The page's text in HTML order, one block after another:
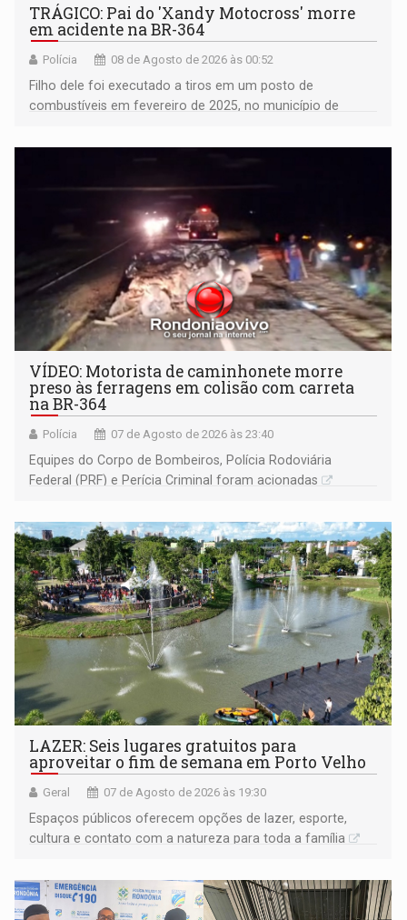
TRÁGICO: Pai do 'Xandy Motocross' morre
em acidente na BR-364
Polícia 08 de Agosto de 2026 às 00:52
Filho dele foi executado a tiros em um posto de
combustíveis em fevereiro de 2025, no município de
VÍDEO: Motorista de caminhonete morre
preso às ferragens em colisão com carreta
na BR-364
Polícia 07 de Agosto de 2026 às 23:40
Equipes do Corpo de Bombeiros, Polícia Rodoviária
Federal (PRF) e Perícia Criminal foram acionadas
LAZER: Seis lugares gratuitos para
aproveitar o fim de semana em Porto Velho
Geral 07 de Agosto de 2026 às 19:30
Espaços públicos oferecem opções de lazer, esporte,
cultura e contato com a natureza para toda a família